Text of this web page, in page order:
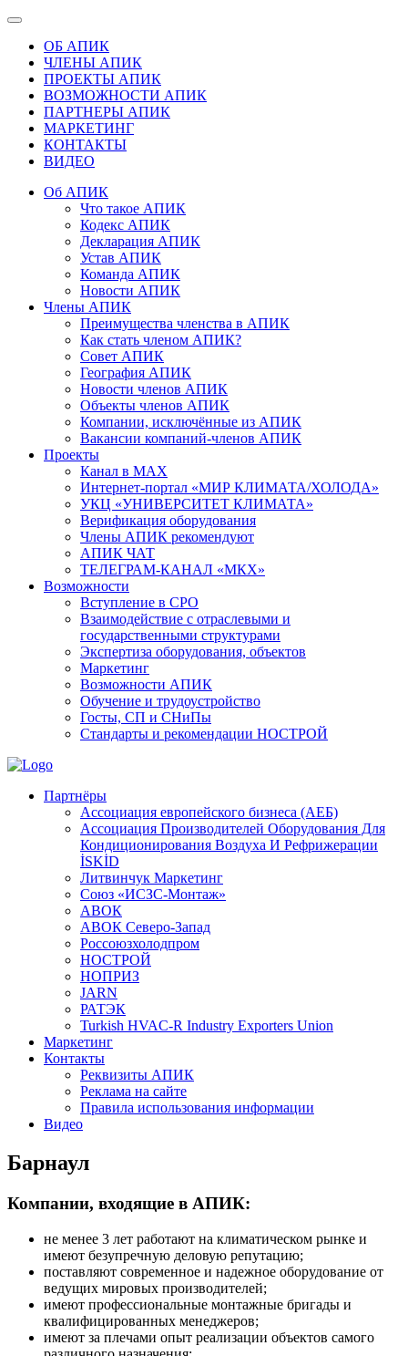
ОБ АПИК
ЧЛЕНЫ АПИК
ПРОЕКТЫ АПИК
ВОЗМОЖНОСТИ АПИК
ПАРТНЕРЫ АПИК
МАРКЕТИНГ
КОНТАКТЫ
ВИДЕО
Об АПИК
Что такое АПИК
Кодекс АПИК
Декларация АПИК
Устав АПИК
Команда АПИК
Новости АПИК
Члены АПИК
Преимущества членства в АПИК
Как стать членом АПИК?
Совет АПИК
География АПИК
Новости членов АПИК
Объекты членов АПИК
Компании, исключённые из АПИК
Вакансии компаний-членов АПИК
Проекты
Канал в MAX
Интернет-портал «МИР КЛИМАТА/ХОЛОДА»
УКЦ «УНИВЕРСИТЕТ КЛИМАТА»
Верификация оборудования
Члены АПИК рекомендуют
АПИК ЧАТ
ТЕЛЕГРАМ-КАНАЛ «МКХ»
Возможности
Вступление в СРО
Взаимодействие с отраслевыми и
государственными структурами
Экспертиза оборудования, объектов
Маркетинг
Возможности АПИК
Обучение и трудоустройство
Госты, СП и СНиПы
Стандарты и рекомендации НОСТРОЙ
Партнёры
Ассоциация европейского бизнеса (АЕБ)
Aссоциация Производителей Оборудования Для
Кондиционирования Воздуха И Рефрижерации
İSKİD
Литвинчук Маркетинг
Союз «ИСЗС-Монтаж»
АВОК
АВОК Северо-Запад
Россоюзхолодпром
НОСТРОЙ
НОПРИЗ
JARN
РАТЭК
Turkish HVAC-R Industry Exporters Union
Маркетинг
Контакты
Реквизиты АПИК
Реклама на сайте
Правила использования информации
Видео
Барнаул
Компании, входящие в АПИК:
не менее 3 лет работают на климатическом рынке и
имеют безупречную деловую репутацию;
поставляют современное и надежное оборудование от
ведущих мировых производителей;
имеют профессиональные монтажные бригады и
квалифицированных менеджеров;
имеют за плечами опыт реализации объектов самого